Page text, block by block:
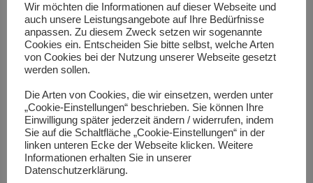
adressieren dabei die unterschiedlichsten Aspekte in
den folgenden Themenbereichen: Kommunale/
Öffentliche Gebäude; Wohngebäude;
Gewerbe/Industrie/Landwirtschaft; Aktivierung &
Beteiligung von Akteuren; Energieträger Erneuerbare
Energien, Technologieoptionen, Straßen- und
Freiflächenbeleuchtung sowie auch ganz allgemeine
Maßnahmen auf dem Weg der Energiewende.
Wie fällt die bisherige Resonanz aus?Wie viele
Kommunen nutzen das Tool seit der Bereitstellung?
Wir möchten die Informationen auf dieser Webseite und
auch unsere Leistungsangebote auf Ihre Bedürfnisse
anpassen. Zu diesem Zweck setzen wir sogenannte
Cookies ein. Entscheiden Sie bitte selbst, welche Arten
von Cookies bei der Nutzung unserer Webseite gesetzt
werden sollen.
Die Arten von Cookies, die wir einsetzen, werden unter
„Cookie-Einstellungen“ beschrieben. Sie können Ihre
Einwilligung später jederzeit ändern / widerrufen, indem
Sie auf die Schaltfläche „Cookie-Einstellungen“ in der
linken unteren Ecke der Webseite klicken. Weitere
Informationen erhalten Sie in unserer
Datenschutzerklärung.